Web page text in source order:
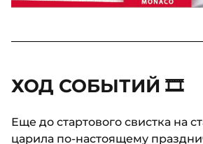
ХОД СОБЫТИЙ 🎞
Еще до стартового свистка на
царила по-настоящему